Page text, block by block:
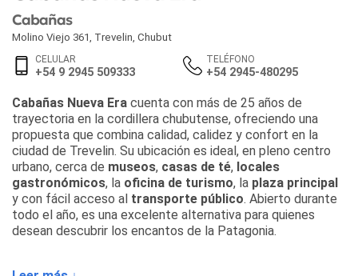
Cabañas
Molino Viejo 361 Trevelin Chubut
CELULAR
+54 9 2945 509333
TELÉFONO
+54 2945-480295
Cabañas Nueva Era cuenta con más de 25 años de
trayectoria en la cordillera chubutense, ofreciendo una
propuesta que combina calidad, calidez y confort en la
ciudad de Trevelin. Su ubicación es ideal, en pleno centro
urbano, cerca de museos, casas de té, locales
gastronómicos, la oficina de turismo, la plaza principal
y con fácil acceso al transporte público. Abierto durante
todo el año, es una excelente alternativa para quienes
desean descubrir los encantos de la Patagonia.